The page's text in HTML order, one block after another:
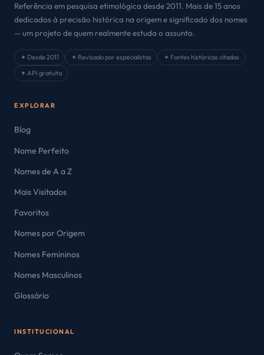
Referência em pesquisa etimológica desde 2011. Mais de 15 anos
dedicados à precisão histórica na origem e significado dos nomes
— um projeto de quem realmente estuda o assunto.
✦ Desde 2011 ✦ Revisado por especialistas
✦ Fontes históricas citadas
✦ API gratuita
EXPLORAR
Blog
Nome Perfeito
Nomes de A a Z
Mais Visitados
Favoritos
Nomes por Origem
Nomes Femininos
Nomes Masculinos
Glossário
INSTITUCIONAL